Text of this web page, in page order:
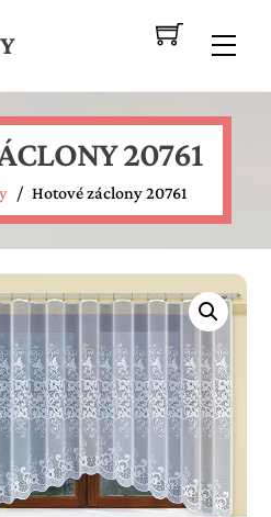
20761
/ Hotové záclony 20761